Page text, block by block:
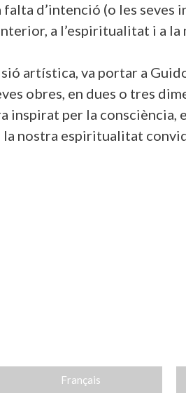
falta d’intenció (o les
a l’espiritualitat i a la
artística, va portar a
obres, en dues o tres
per la consciència,
nostra espiritualitat
Français